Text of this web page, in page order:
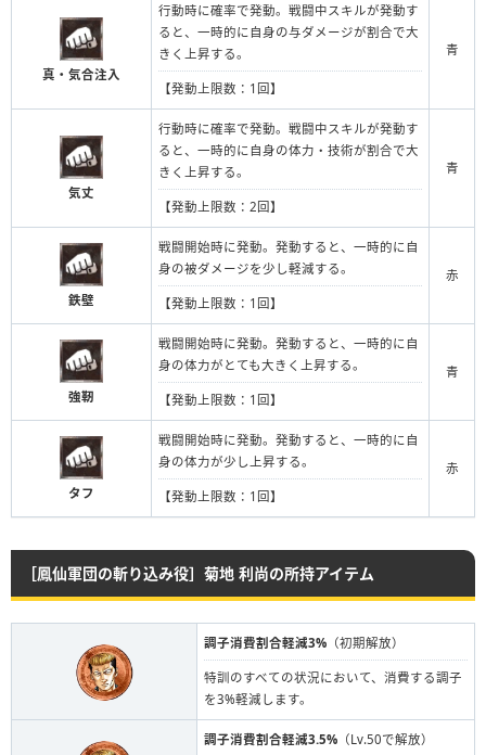
真・気合注入
行動時に確率で発動。戦闘中スキルが発動す
ると、一時的に自身の与ダメージが割合で大
きく上昇する。
【発動上限数：1回】
青
気丈
行動時に確率で発動。戦闘中スキルが発動す
ると、一時的に自身の体力・技術が割合で大
きく上昇する。
【発動上限数：2回】
青
鉄壁
戦闘開始時に発動。発動すると、一時的に自
身の被ダメージを少し軽減する。
【発動上限数：1回】
赤
強靭
戦闘開始時に発動。発動すると、一時的に自
身の体力がとても大きく上昇する。
【発動上限数：1回】
青
タフ
戦闘開始時に発動。発動すると、一時的に自
身の体力が少し上昇する。
【発動上限数：1回】
赤
［鳳仙軍団の斬り込み役］菊地 利尚の所持アイテム
調子消費割合軽減3% （初期解放）
特訓のすべての状況において、消費する調子
を3%軽減します。
調子消費割合軽減3.5% （Lv.50で解放）